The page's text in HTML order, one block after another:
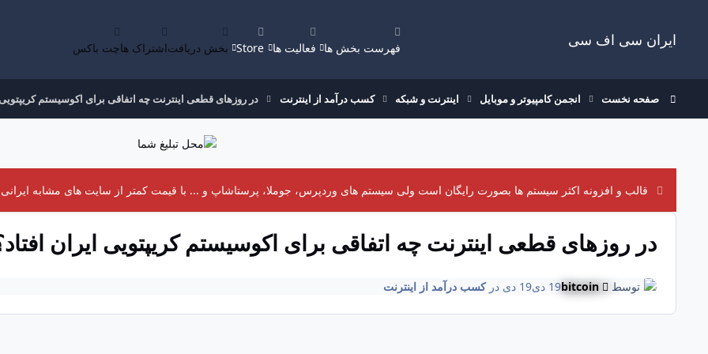
ایران سی اف سی فهرست بخش ها فعالیت ها Store بخش دریافتاشتراک هاچت باکس
صفحه نخست انجمن کامپیوتر و موبایل اینترنت و شبکه کسب درآمد از اینترنت در روزهای قطعی اینترنت چه اتفاقی برای اکوسیستم کریپتویی
قالب و افزونه اکثر سیستم ها بصورت رایگان است ولی سیستم های وردپرس، جوملا، پرستاشاپ و ... با قیمت کمتر از سایت های مشابه ایرانی
در روزهای قطعی اینترنت چه اتفاقی برای اکوسیستم کریپتویی ایران
توسط 19 دی 19 دی درکسب درآمد از اینترنت